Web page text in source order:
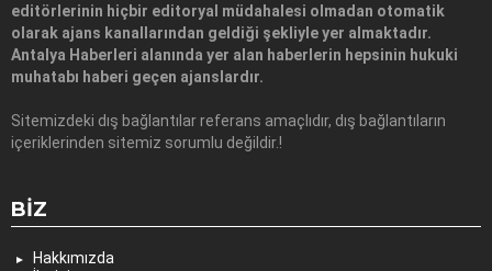
editörlerinin hiçbir editoryal müdahalesi olmadan otomatik
olarak ajans kanallarından geldiği şekliyle yer almaktadır.
Antalya Haberleri alanında yer alan haberlerin hepsinin hukuki
muhatabı haberi geçen ajanslardır.
Sitemizdeki dış bağlantılar referans amaçlıdır, dış bağlantıların
içeriklerinden sitemiz sorumlu değildir.!
BIZ
Hakkımızda